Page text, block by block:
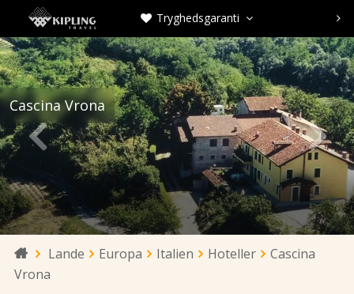
 Tryghedsgaranti  
Cascina Vrona
 
 Lande Europa Italien Hoteller
Cascina
Vrona